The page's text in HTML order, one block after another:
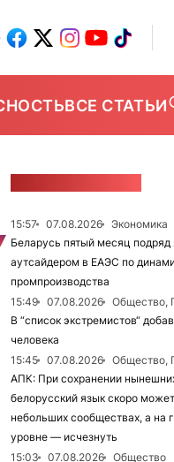
ВСЕ СТАТЬИ
15:57 07.08.2026
Экономика
Беларусь пятый месяц подряд
аутсайдером в ЕАЭС по
промпроизводства
15:49
07.08.2026
Общество,
В “список экстремистов“
человека
15:45
07.08.2026
Общество,
АПК: При сохранении
белорусский язык скоро
небольших сообществах, а на
уровне — исчезнуть
15:03
07.08.2026
Общество